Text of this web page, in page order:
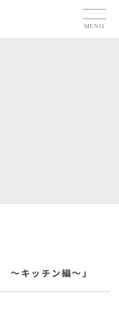
MENU
～キッチン編～」